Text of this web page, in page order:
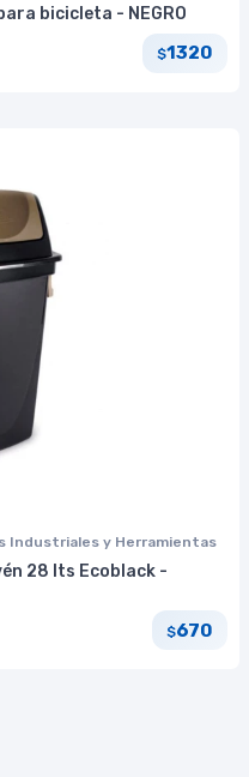
bicicleta - NEGRO
$1320
Industriales y Herramientas
28 lts Ecoblack -
$670